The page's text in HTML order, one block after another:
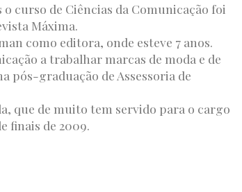
curso de Ciências da Comunicação foi
Máxima.
como editora, onde esteve 7 anos.
a trabalhar marcas de moda e de
pós-graduação de Assessoria de
que de muito tem servido para o cargo
finais de 2009.